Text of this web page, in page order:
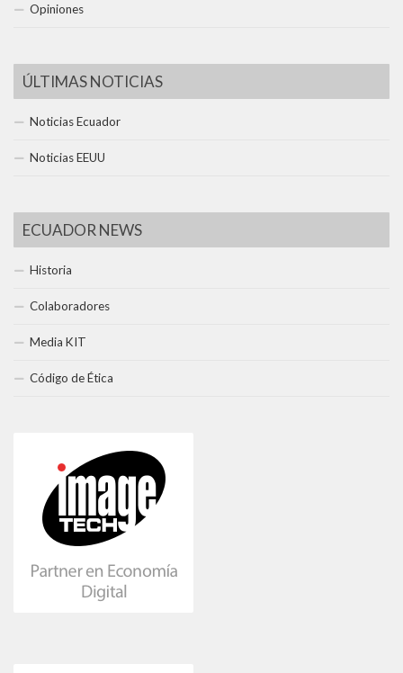
Opiniones
ÚLTIMAS NOTICIAS
Noticias Ecuador
Noticias EEUU
ECUADOR NEWS
Historia
Colaboradores
Media KIT
Código de Ética